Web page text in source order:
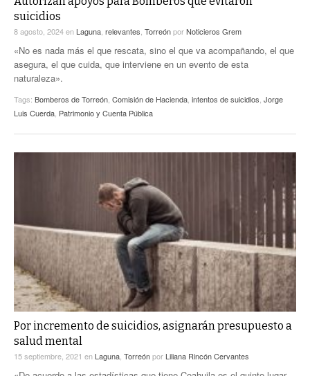
PULSO
LA MEJOR INFORMACIÓN
suicidios
8 agosto, 2024en Laguna relevantes TorreónporNoticieros Grem
«No es nada más el que rescata, sino el que va acompañando, el que
asegura, el que cuida, que interviene en un evento de esta
naturaleza».
Tags: Bomberos de Torreón Comisión de Hacienda intentos de suicidios Jorge
Luis Cuerda Patrimonio y Cuenta Pública
Por incremento de suicidios, asignarán presupuesto a
salud mental
15 septiembre, 2021 en Laguna Torreónpor Liliana Rincón Cervantes